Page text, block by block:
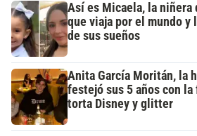
Así es Micaela, la niñera
que viaja por el mundo y
de sus sueños
Anita García Moritán, la
festejó sus 5 años con la
torta Disney y glitter